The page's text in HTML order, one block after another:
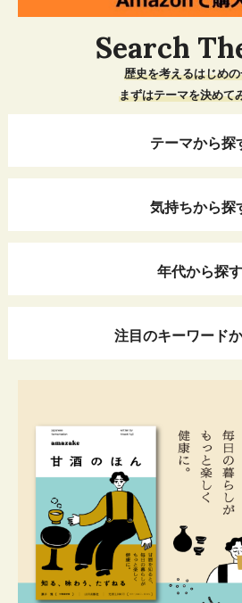
Search
歴史を考えるはじめ
まずはテーマを決めて
テーマから探
気持ちから探
年代から探す
注目のキーワード